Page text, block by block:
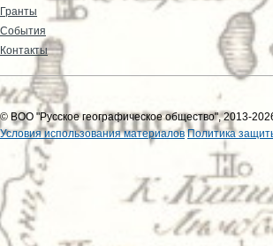
Гранты
События
Контакты
© ВОО "Русское географическое общество", 2013-
Условия использования материалов Политика